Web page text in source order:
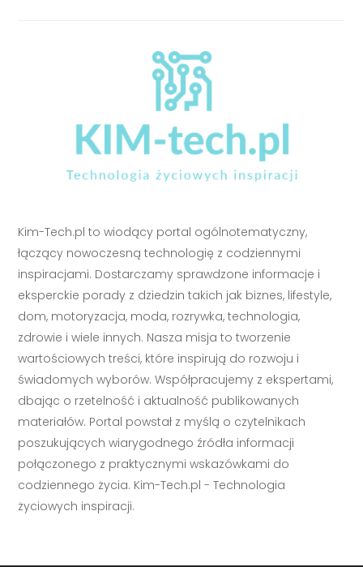
Kim-Tech.pl to wiodący portal ogólnotematyczny,
łączący nowoczesną technologię z codziennymi
inspiracjami. Dostarczamy sprawdzone informacje i
eksperckie porady z dziedzin takich jak biznes, lifestyle,
dom, motoryzacja, moda, rozrywka, technologia,
zdrowie i wiele innych. Nasza misja to tworzenie
wartościowych treści, które inspirują do rozwoju i
świadomych wyborów. Współpracujemy z ekspertami,
dbając o rzetelność i aktualność publikowanych
materiałów. Portal powstał z myślą o czytelnikach
poszukujących wiarygodnego źródła informacji
połączonego z praktycznymi wskazówkami do
codziennego życia. Kim-Tech.pl - Technologia
życiowych inspiracji.